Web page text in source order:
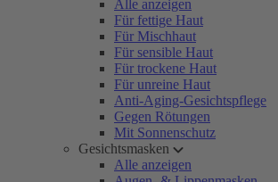
Alle anzeigen
Für fettige Haut
Für Mischhaut
Für sensible Haut
Für trockene Haut
Für unreine Haut
Anti-Aging-Gesichtspflege
Gegen Rötungen
Mit Sonnenschutz
Gesichtsmasken
Alle anzeigen